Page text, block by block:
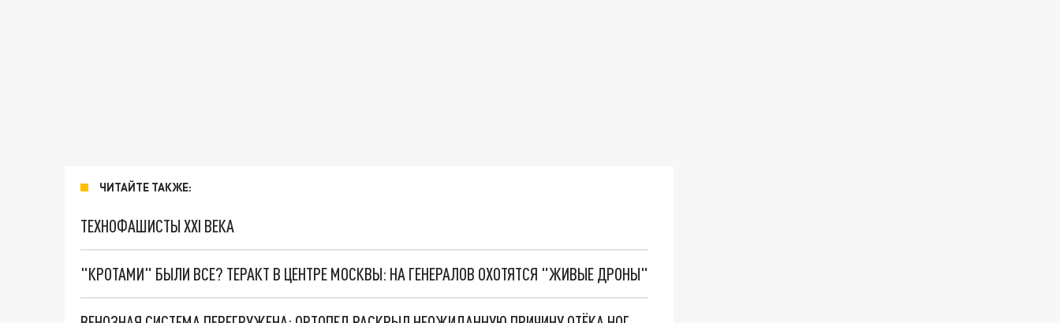
ЧИТАЙТЕ ТАКЖЕ:
ТЕХНОФАШИСТЫ XXI ВЕКА
"КРОТАМИ" БЫЛИ ВСЕ? ТЕРАКТ В ЦЕНТРЕ МОСКВЫ: НА ГЕНЕРАЛОВ ОХОТЯТСЯ "ЖИВЫЕ ДРОНЫ"